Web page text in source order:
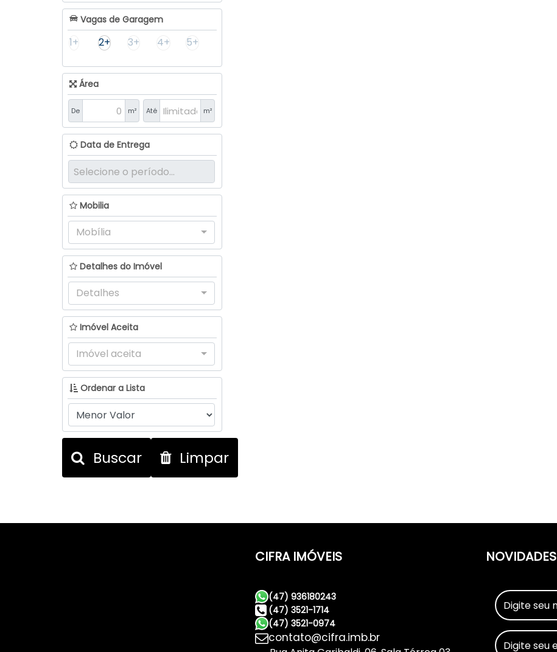
Vagas de Garagem
1+ 2+ 3+ 4+ 5+
Área
De m² Até m²
Data de Entrega
Mobilia
Mobília
Detalhes do Imóvel
Detalhes
Imóvel Aceita
Imóvel aceita
Ordenar a Lista
Buscar Limpar
CIFRA IMÓVEIS
(47) 936180243
(47) 3521-1714
(47) 3521-0974
contato@cifra.imb.br
NOVIDADES